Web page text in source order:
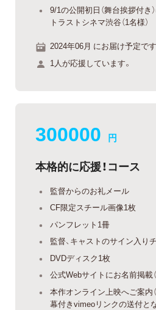
9/1の公開初日（舞台挨拶付き
トラストシネマ渋谷（1名様）
2024年06月 にお届け予定です
1人が応援しています。
300000 円
本格的に応援！コース
監督からのお礼メール
CF限定スチール画像1枚
パンフレット1冊
監督、キャストのサイン入り
DVDディスク1枚
公式Webサイトにお名前掲載（
本作オンライン上映へご案内
幕付きvimeoリンクの送付と